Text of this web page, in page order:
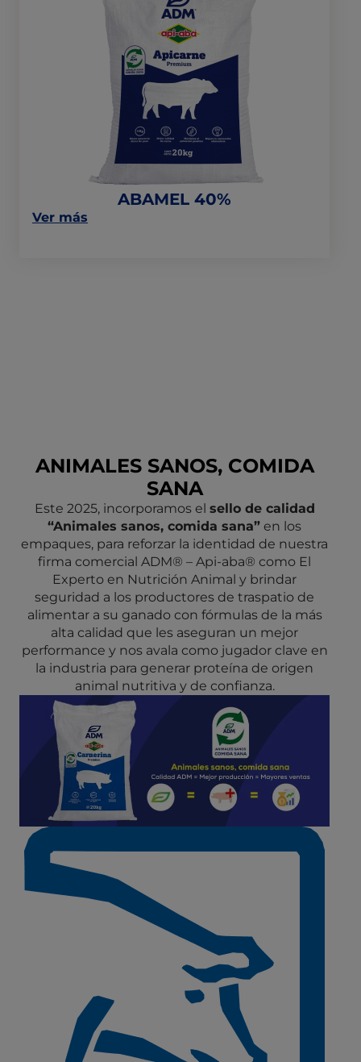
ABAMEL
ABAMEL 40%
Ver más
ANIMALES SANOS, COMIDA
SANA
Este 2025, incorporamos el sello de calidad
“Animales sanos, comida sana” en los
empaques, para reforzar la identidad de nuestra
firma comercial ADM® – Api-aba® como El
Experto en Nutrición Animal y brindar
seguridad a los productores de traspatio de
alimentar a su ganado con fórmulas de la más
alta calidad que les aseguran un mejor
performance y nos avala como jugador clave en
la industria para generar proteína de origen
animal nutritiva y de confianza.